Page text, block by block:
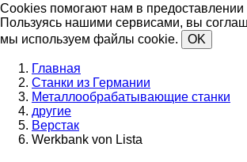
Cookies помогают нам в предоставлении
Пользуясь нашими сервисами, вы
мы используем файлы cookie.
OK
Главная
Станки из Германии
Металлообрабатывающие станки
другие
Верстак
Werkbank von Lista